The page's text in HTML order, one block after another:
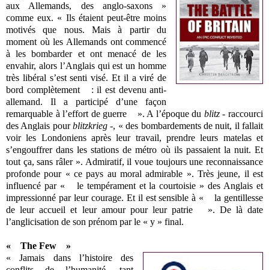
aux Allemands, des anglo-saxons »
comme eux. « Ils étaient peut-être moins
motivés que nous. Mais à partir du
moment où les Allemands ont commencé
à les bombarder et ont menacé de les
envahir, alors l’Anglais qui est un homme
très libéral s’est senti visé. Et il a viré de
bord complètement : il est devenu anti-
allemand. Il a participé d’une façon
remarquable à l’effort de guerre ». A l’époque du blitz- raccourci
des Anglais pourblitzkrieg -, « des bombardements de nuit, il fallait
voir les Londoniens après leur travail, prendre leurs matelas et
s’engouffrer dans les stations de métro où ils passaient la nuit. Et
tout ça, sans râler ». Admiratif, il voue toujours une reconnaissance
profonde pour « ce pays au moral admirable ». Très jeune, il est
influencé par « le tempérament et la courtoisie » des Anglais et
impressionné par leur courage. Et il est sensible à « la gentillesse
de leur accueil et leur amour pour leur patrie ». De là date
l’anglicisation de son prénom par le « y » final.
« The Few »
« Jamais dans l’histoire des